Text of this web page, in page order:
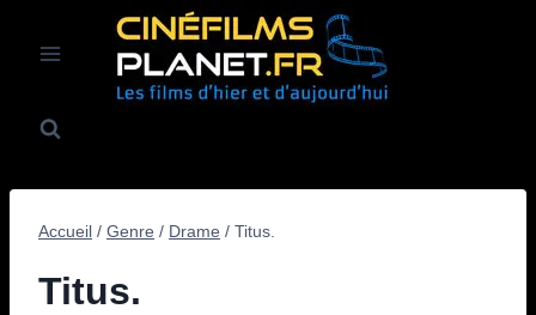
Accueil / Genre / Drame / Titus.
Titus.